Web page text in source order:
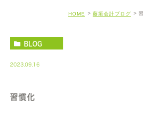
HOME 藤垣会計ブログ
BLOG
2023.09.16
習慣化